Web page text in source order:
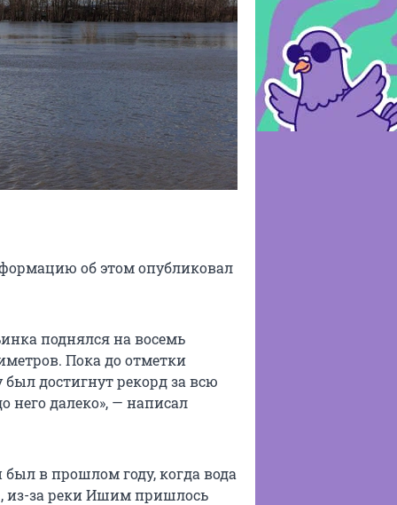
об этом опубликовал
поднялся на восемь
Пока до отметки
достигнут рекорд за всю
него далеко», — написал
в прошлом году, когда вода
из-за реки Ишим пришлось